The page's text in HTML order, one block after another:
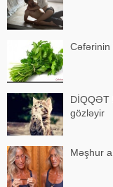
Cəfərinin
DİQQƏT
gözləyir
Məşhur